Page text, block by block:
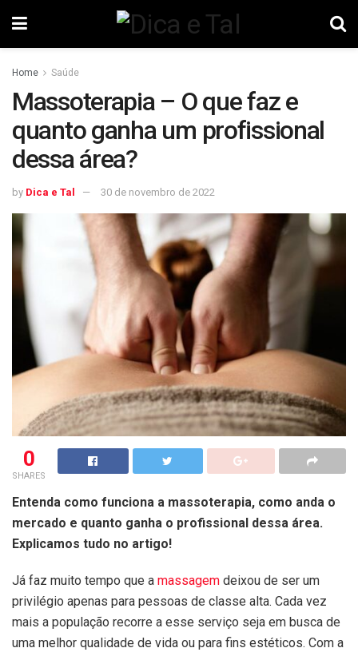
Home Saúde
Massoterapia – O que faz e
quanto ganha um profissional
dessa área?
by Dica e Tal 30 de novembro de 2022
0
SHARES
Entenda como funciona a massoterapia, como anda o
mercado e quanto ganha o profissional dessa área.
Explicamos tudo no artigo!
Já faz muito tempo que a massagem deixou de ser um
privilégio apenas para pessoas de classe alta. Cada vez
mais a população recorre a esse serviço seja em busca de
uma melhor qualidade de vida ou para fins estéticos. Com a